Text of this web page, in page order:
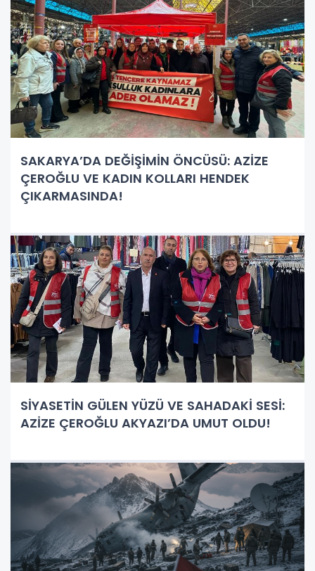
SAKARYA’DA DEĞİŞİMİN ÖNCÜSÜ: AZİZE
ÇEROĞLU VE KADIN KOLLARI HENDEK
ÇIKARMASINDA!
SİYASETİN GÜLEN YÜZÜ VE SAHADAKİ SESİ:
AZİZE ÇEROĞLU AKYAZI’DA UMUT OLDU!